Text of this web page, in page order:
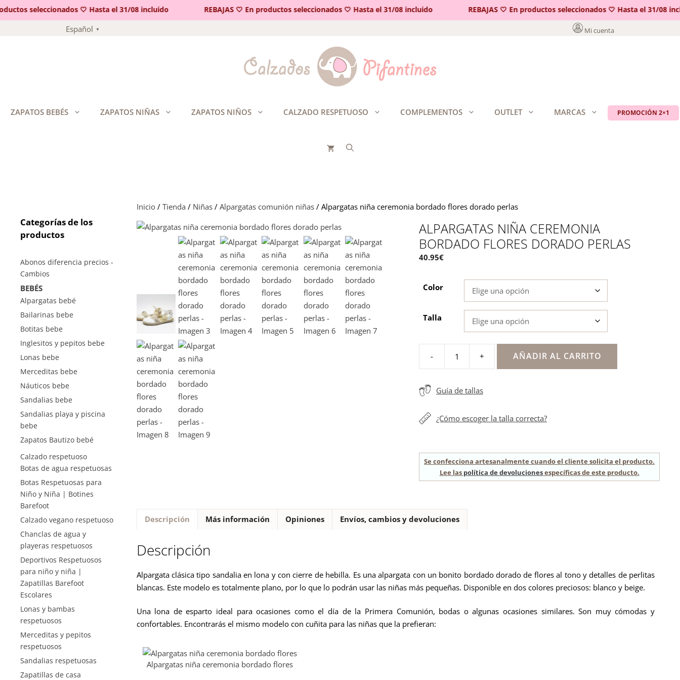
seleccionados 🤍 Hasta el 31/08 incluido REBAJAS 🤍 En productos seleccionados 🤍 Hasta el 31/08 incluido REBAJAS 🤍 En productos seleccionados 🤍 Hasta el 31/08
Español ▼ Mi cuenta
ZAPATOS BEBÉS ZAPATOS NIÑAS ZAPATOS NIÑOS CALZADO RESPETUOSO COMPLEMENTOS OUTLET MARCAS PROMOCIÓN 2×1
Inicio/ Tienda / Niñas/ Alpargatas comunión niñas/ Alpargatas niña ceremonia bordado flores dorado perlas
ALPARGATAS NIÑA CEREMONIA
BORDADO FLORES DORADO PERLAS
40.95€
Color
Talla
-
ceremonia
bordado
flores
dorado
cantidad
+ AÑADIR AL CARRITO
Guía de tallas
¿Cómo escoger la talla correcta?
Se confecciona artesanalmente cuando el cliente solicita el producto.
Lee las política de devolucionesespecíficas de este producto.
Descripción Más información Opiniones Envíos, cambios y devoluciones
Descripción
Alpargata clásica tipo sandalia en lona y con cierre de hebilla. Es una alpargata con un bonito bordado dorado de flores al tono y detalles de perlitas
blancas. Este modelo es totalmente plano, por lo que lo podrán usar las niñas más pequeñas. Disponible en dos colores preciosos: blanco y beige.
Una lona de esparto ideal para ocasiones como el día de la Primera Comunión, bodas o algunas ocasiones similares. Son muy cómodas y
confortables. Encontrarás el mismo modelo con cuñita para las niñas que la prefieran:
Alpargatas niña ceremonia bordado flores
Categorías de los
productos
Abonos diferencia precios -
Cambios
BEBÉS
Alpargatas bebé
Bailarinas bebe
Botitas bebe
Inglesitos y pepitos bebe
Lonas bebe
Merceditas bebe
Náuticos bebe
Sandalias bebe
Sandalias playa y piscina
bebe
Zapatos Bautizo bebé
Calzado respetuoso
Botas de agua respetuosas
Botas Respetuosas para
Niño y Niña | Botines
Barefoot
Calzado vegano respetuoso
Chanclas de agua y
playeras respetuosos
Deportivos Respetuosos
para niño y niña |
Zapatillas Barefoot
Escolares
Lonas y bambas
respetuosos
Merceditas y pepitos
respetuosos
Sandalias respetuosas
Zapatillas de casa